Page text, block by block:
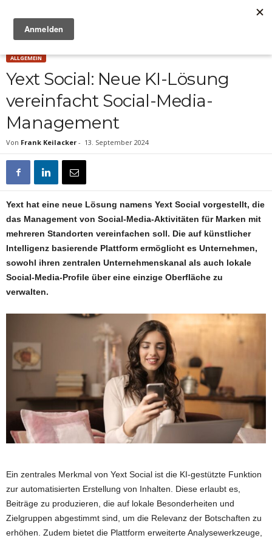
ALLGEMEIN
Yext Social: Neue KI-Lösung
vereinfacht Social-Media-
Management
Von Frank Keilacker - 13. September 2024
Yext hat eine neue Lösung namens Yext Social vorgestellt, die
das Management von Social-Media-Aktivitäten für Marken mit
mehreren Standorten vereinfachen soll. Die auf künstlicher
Intelligenz basierende Plattform ermöglicht es Unternehmen,
sowohl ihren zentralen Unternehmenskanal als auch lokale
Social-Media-Profile über eine einzige Oberfläche zu
verwalten.
Ein zentrales Merkmal von Yext Social ist die KI-gestützte Funktion
zur automatisierten Erstellung von Inhalten. Diese erlaubt es,
Beiträge zu produzieren, die auf lokale Besonderheiten und
Zielgruppen abgestimmt sind, um die Relevanz der Botschaften zu
erhöhen. Zudem bietet die Plattform erweiterte Analysewerkzeuge,